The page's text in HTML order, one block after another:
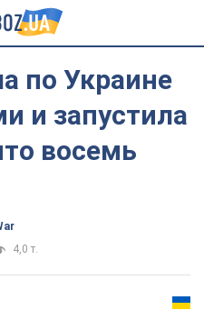
по Украине
и запустила
восемь
4,0 т.